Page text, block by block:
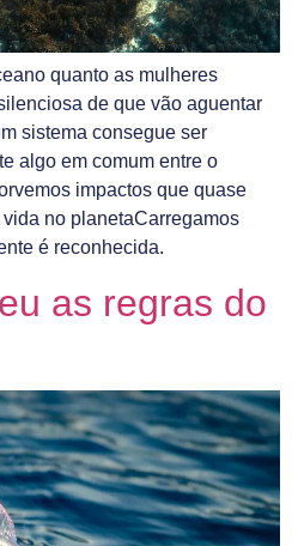
quanto as mulheres
de que vão aguentar
sistema consegue ser
algo em comum entre o
impactos que quase
no planetaCarregamos
é reconhecida.
as regras do